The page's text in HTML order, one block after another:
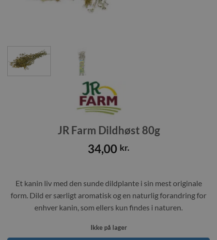
JR Farm Dildhøst 80g
34,00 kr.
Et kanin liv med den sunde dildplante i sin mest originale
form. Dild er særligt aromatisk og en naturlig forandring for
enhver kanin, som ellers kun findes i naturen.
Ikke på lager